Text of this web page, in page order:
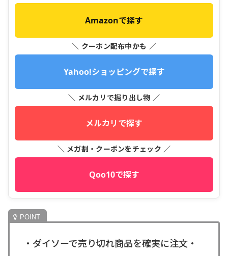
Amazonで探す
＼ クーポン配布中かも ／
Yahoo!ショッピングで探す
＼ メルカリで掘り出し物 ／
メルカリで探す
＼ メガ割・クーポンをチェック ／
Qoo10で探す
・ダイソーで売り切れ商品を確実に注文・